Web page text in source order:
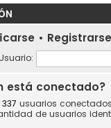
• Registrarse
está conectado?
337 usuarios
de usuarios